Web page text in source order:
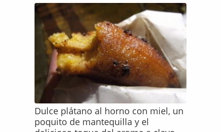
Dulce plátano al horno con miel, un
poquito de mantequilla y el